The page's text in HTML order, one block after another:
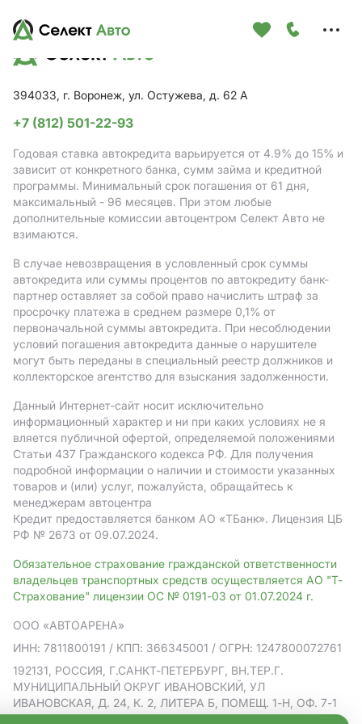
394033, г. Воронеж, ул. Остужева, д. 62 А
+7 (812) 501-22-93
Годовая ставка автокредита варьируется от 4.9% до 15% и
зависит от конкретного банка, сумм займа и кредитной
программы. Минимальный срок погашения от 61 дня,
максимальный - 96 месяцев. При этом любые
дополнительные комиссии автоцентром Селект Авто не
взимаются.
В случае невозвращения в условленный срок суммы
автокредита или суммы процентов по автокредиту банк-
партнер оставляет за собой право начислить штраф за
просрочку платежа в среднем размере 0,1% от
первоначальной суммы автокредита. При несоблюдении
условий погашения автокредита данные о нарушителе
могут быть переданы в специальный реестр должников и
коллекторское агентство для взыскания задолженности.
Данный Интернет-сайт носит исключительно
информационный характер и ни при каких условиях не я
вляется публичной офертой, определяемой положениями
Статьи 437 Гражданского кодекса РФ. Для получения
подробной информации о наличии и стоимости указанных
товаров и (или) услуг, пожалуйста, обращайтесь к
менеджерам автоцентра
Кредит предоставляется банком АO «ТБанк». Лицензия ЦБ
РФ № 2673 от 09.07.2024.
Обязательное страхование гражданской ответственности
владельцев транспортных средств осуществляется АО "Т-
Страхование" лицензии ОС № 0191-03 от 01.07.2024 г.
ООО «АВТОАРЕНА»
ИНН: 7811800191 / КПП: 366345001 / ОГРН: 1247800072761
192131, РОССИЯ, Г.САНКТ-ПЕТЕРБУРГ, ВН.ТЕР.Г.
МУНИЦИПАЛЬНЫЙ ОКРУГ ИВАНОВСКИЙ, УЛ
ИВАНОВСКАЯ, Д. 24, К. 2, ЛИТЕРА Б, ПОМЕЩ. 1-Н, ОФ. 7-1